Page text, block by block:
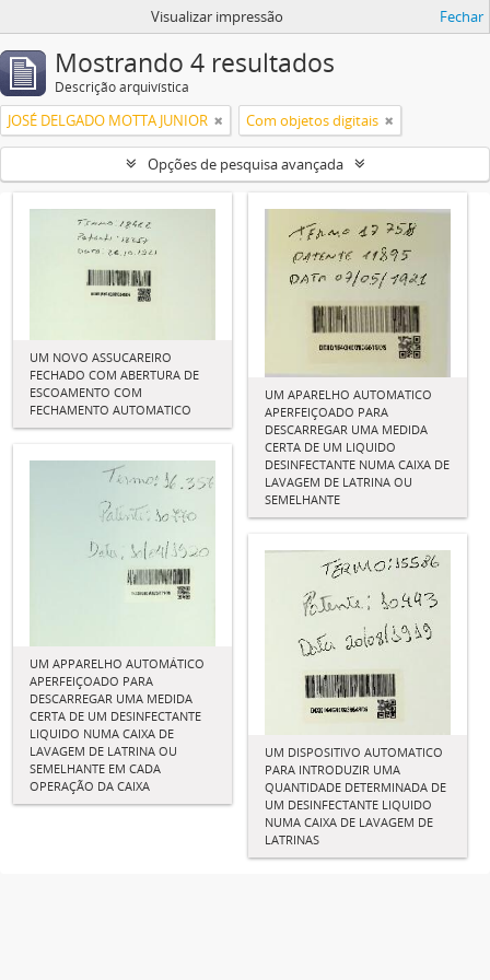
Visualizar impressão Fechar
Mostrando 4 resultados
Descrição arquivística
JOSÉ DELGADO MOTTA JUNIOR Com objetos digitais
Opções de pesquisa avançada
UM NOVO ASSUCAREIRO
FECHADO COM ABERTURA DE
ESCOAMENTO COM
FECHAMENTO AUTOMATICO
UM APARELHO AUTOMATICO
APERFEIÇOADO PARA
DESCARREGAR UMA MEDIDA
CERTA DE UM LIQUIDO
DESINFECTANTE NUMA CAIXA DE
LAVAGEM DE LATRINA OU
SEMELHANTE
UM APPARELHO AUTOMÁTICO
APERFEIÇOADO PARA
DESCARREGAR UMA MEDIDA
CERTA DE UM DESINFECTANTE
LIQUIDO NUMA CAIXA DE
LAVAGEM DE LATRINA OU
SEMELHANTE EM CADA
OPERAÇÃO DA CAIXA
UM DISPOSITIVO AUTOMATICO
PARA INTRODUZIR UMA
QUANTIDADE DETERMINADA DE
UM DESINFECTANTE LIQUIDO
NUMA CAIXA DE LAVAGEM DE
LATRINAS